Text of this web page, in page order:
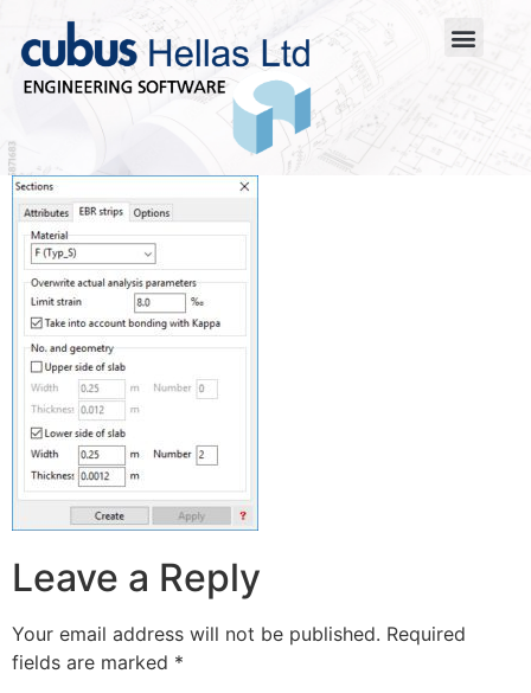
Leave a Reply
Your email address will not be published. Required
fields are marked *